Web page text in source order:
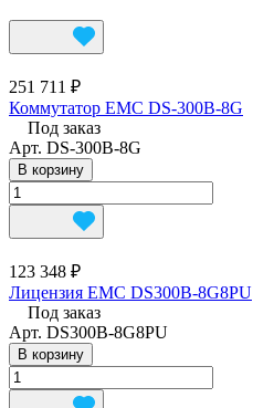
251 711 ₽
Коммутатор EMC DS-300B-8G
Под заказ
Арт. DS-300B-8G
В корзину
123 348 ₽
Лицензия EMC DS300B-8G8PU
Под заказ
Арт. DS300B-8G8PU
В корзину